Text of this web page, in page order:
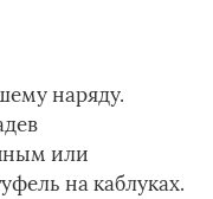
наряду.
или
на каблуках.